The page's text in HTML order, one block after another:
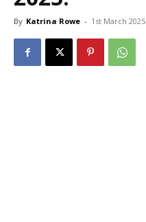
By Katrina Rowe - 1st March 2025